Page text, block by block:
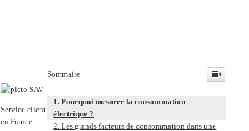
Sommaire
Pourquoi mesurer la consommation
électrique ?
Les grands facteurs de consommation dans une
Service client
en France